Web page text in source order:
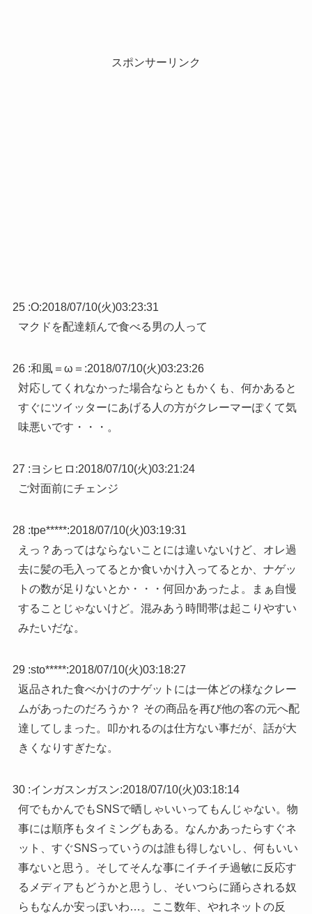
スポンサーリンク
25 :O:2018/07/10(火)03:23:31
マクドを配達頼んで食べる男の人って
26 :和風＝ω＝ :2018/07/10(火)03:23:26
対応してくれなかった場合ならともかくも、何かあると
すぐにツイッターにあげる人の方がクレーマーぽくて気
味悪いです・・・。
27 :ヨシヒロ :2018/07/10(火)03:21:24
ご対面前にチェンジ
28 :tpe*****:2018/07/10(火)03:19:31
えっ？あってはならないことには違いないけど、オレ過
去に髪の毛入ってるとか食いかけ入ってるとか、ナゲッ
トの数が足りないとか・・・何回かあったよ。まぁ自慢
することじゃないけど。混みあう時間帯は起こりやすい
みたいだな。
29 :sto*****:2018/07/10(火)03:18:27
返品された食べかけのナゲットには一体どの様なクレー
ムがあったのだろうか？ その商品を再び他の客の元へ配
達してしまった。叩かれるのは仕方ない事だが、話が大
きくなりすぎたな。
30 :インガスンガスン:2018/07/10(火)03:18:14
何でもかんでもSNSで晒しゃいいってもんじゃない。物
事には順序もタイミングもある。なんかあったらすぐネ
ット、すぐSNSっていうのは誰も得しないし、何もいい
事ないと思う。そしてそんな事にイチイチ過敏に反応す
るメディアもどうかと思うし、そいつらに踊らされる奴
らもなんか安っぽいわ…。ここ数年、やれネットの反